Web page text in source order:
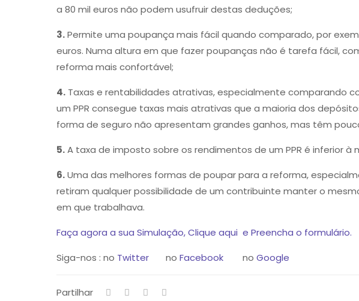
a 80 mil euros não podem usufruir destas deduções;
3.Permite uma poupança mais fácil quando comparado, por
euros. Numa altura em que fazer poupanças não é tarefa fácil,
reforma mais confortável;
4.Taxas e rentabilidades atrativas, especialmente comparando
um PPR consegue taxas mais atrativas que a maioria dos
forma de seguro não apresentam grandes ganhos, mas têm
5.A taxa de imposto sobre os rendimentos de um PPR é inferior
6.Uma das melhores formas de poupar para a reforma,
retiram qualquer possibilidade de um contribuinte manter o
em que trabalhava.
Faça agora a sua Simulação, Clique aqui e Preencha o formulário.
Siga-nos : no Twitter no Facebook no Google
Partilhar